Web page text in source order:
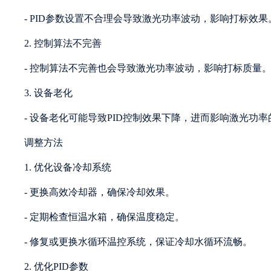
- PID参数设置不合理会导致激光功率波动，影响打标效果
2. 控制算法不完善
- 控制算法不完善也会导致激光功率波动，影响打标质量。
3. 设备老化
- 设备老化可能导致PID控制效果下降，进而影响激光功率
调整方法
1. 优化设备冷却系统
- 更换高效冷却器，确保冷却效果。
- 定期检查恒温水箱，确保温度稳定。
- 修复或更换水循环温控系统，保证冷却水循环流畅。
2. 优化PID参数